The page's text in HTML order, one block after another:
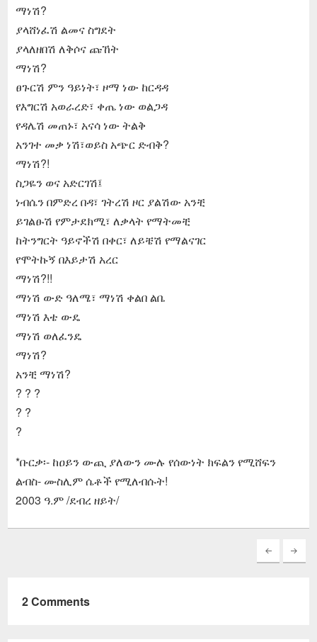
ማነሽ?
ያላሸነፈሽ ልመና ስግደት
ያላለዘበሽ ለቅሶና ጩኸት
ማነሽ?
ፀጉርሽ ምን ዓይነት፣ ዞማ ነው ከርዳዳ
የእግርሽ አወራረድ፣ ቀጤ ነው ወልጋዳ
የዳሌሽ መጠኑ፣ አናሳ ነው ትልቅ
አንገተ መቃ ነሽ፣ወይስ አጭር ድብቅ?
ማነሽ?!
ስጋዬን ወና አድርገሽ፤
ነብሴን በምድረ በዳ፣ ገትረሽ ዞር ያልሽው አንቺ
ይገልፁሽ የምታደክሚ፣ ለቃላት የማትመቺ
ከትንግርት ዓይኖችሽ በቀር፣ ለይቼሽ የማልናገር
የሞትኩኝ በእይታሽ አረር
ማነሽ?!!
ማነሽ ውድ ዓለሜ፣ ማነሽ ቀልበ ልቤ
ማነሽ እቴ ውዴ
ማነሽ ወለፈንዴ
ማነሽ?
አንቺ ማነሽ?
? ? ?
? ?
?
*ቡርቃ፡- ከዐይን ውጪ ያለውን ሙሉ የሰውነት ክፍልን የሚሸፍን
ልብስ- ሙስሊም ሴቶች የሚለብሱት!
2003 ዓ.ም /ደብረ ዘይት/
2 Comments